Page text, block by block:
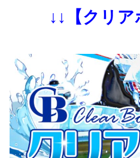
↓↓【クリア